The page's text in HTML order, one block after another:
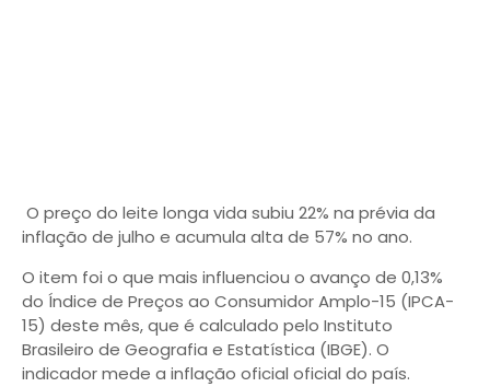
O preço do leite longa vida subiu 22% na prévia da
inflação de julho e acumula alta de 57% no ano.
O item foi o que mais influenciou o avanço de 0,13%
do Índice de Preços ao Consumidor Amplo-15 (IPCA-
15) deste mês, que é calculado pelo Instituto
Brasileiro de Geografia e Estatística (IBGE). O
indicador mede a inflação oficial oficial do país.